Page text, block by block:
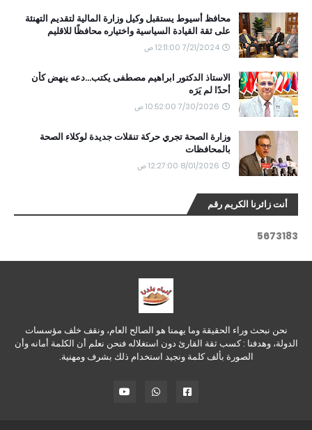
محافظ أسيوط يستقبل وكيل وزارة المالية لتقديم التهنئة
على ثقة القيادة السياسية واختياره محافظًا للاقليم
7/21/2024 12:11:00 ص
الاستاذ الدكتور ابراهيم مصطفى يكتب...دعه ينهض كأن
أحدًا لم يَرَه
7/30/2026 10:52:00 ص
وزارة الصحة تجري حركة تنقلات جديدة لوكلاء الصحة
بالمحافظات
8/01/2026 12:27:00 ص
أنت زائرنا الكريم رقم
5673183
نحن نبحث وراء الحقيقة وما يهمنا هو الصالح العام، ونقف خلف مؤسسات
الدولة، وهدفنا : كسب ثقة القارئ دون استغلاله فنحن نعلم أن الكلمة أمانه وأن
الصورة بألف كلمة ونجيد استخدام ذلك بشرف ومهنية.